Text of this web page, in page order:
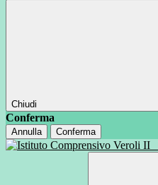
Chiudi
Conferma
Annulla Conferma